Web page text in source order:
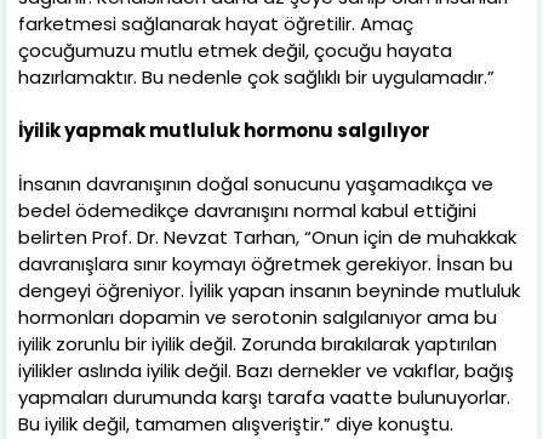
farketmesi sağlanarak hayat öğretilir. Amaç
çocuğumuzu mutlu etmek değil, çocuğu hayata
hazırlamaktır. Bu nedenle çok sağlıklı bir uygulamadır.”
İyilik yapmak mutluluk hormonu salgılıyor
İnsanın davranışının doğal sonucunu yaşamadıkça ve
bedel ödemedikçe davranışını normal kabul ettiğini
belirten Prof. Dr. Nevzat Tarhan, “Onun için de muhakkak
davranışlara sınır koymayı öğretmek gerekiyor. İnsan bu
dengeyi öğreniyor. İyilik yapan insanın beyninde mutluluk
hormonları dopamin ve serotonin salgılanıyor ama bu
iyilik zorunlu bir iyilik değil. Zorunda bırakılarak yaptırılan
iyilikler aslında iyilik değil. Bazı dernekler ve vakıflar, bağış
yapmaları durumunda karşı tarafa vaatte bulunuyorlar.
Bu iyilik değil, tamamen alışveriştir.” diye konuştu.